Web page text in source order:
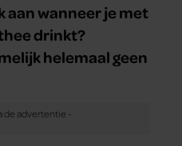
aan wanneer je met
drinkt?
helemaal geen